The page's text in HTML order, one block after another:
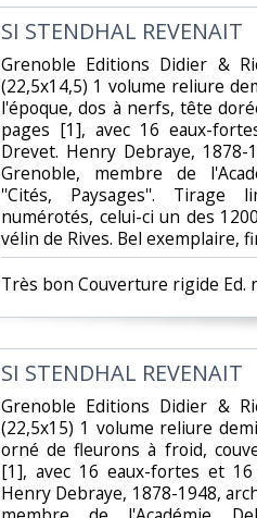
‎SI STENDHAL REVENAIT ‎
‎Grenoble Editions Didier &
(22,5x14,5) 1 volume reliure
l'époque, dos à nerfs, tête
pages [1], avec 16 eaux-
Drevet. Henry Debraye,
Grenoble, membre de
''Cités, Paysages''. Tirage
numérotés, celui-ci un des
vélin de Rives. Bel exemplaire,
‎Très bon Couverture rigide Ed.
‎SI STENDHAL REVENAIT ‎
‎Grenoble Editions Didier &
(22,5x15) 1 volume reliure
orné de fleurons à froid,
[1], avec 16 eaux-fortes et
Henry Debraye, 1878-1948,